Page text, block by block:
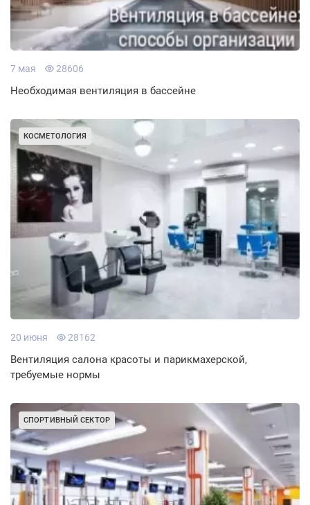
7 мая 28606
Необходимая вентиляция в бассейне
КОСМЕТОЛОГИЯ
20 июня 28162
Вентиляция салона красоты и парикмахерской,
требуемые нормы
СПОРТИВНЫЙ СЕКТОР